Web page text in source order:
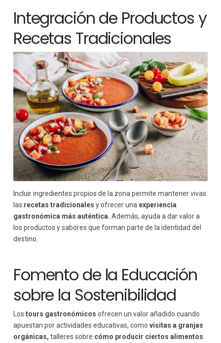
Integración de Productos y
Recetas Tradicionales
Incluir ingredientes propios de la zona permite mantener vivas
las recetas tradicionales y ofrecer una experiencia
gastronómica más auténtica. Además, ayuda a dar valor a
los productos y sabores que forman parte de la identidad del
destino.
Fomento de la Educación
sobre la Sostenibilidad
Los tours gastronómicos ofrecen un valor añadido cuando
apuestan por actividades educativas, como visitas a granjas
orgánicas, talleres sobre cómo producir ciertos alimentos